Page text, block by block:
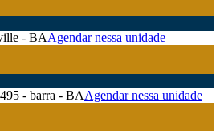
- BAAgendar nessa unidade
- barra - BAAgendar nessa unidade